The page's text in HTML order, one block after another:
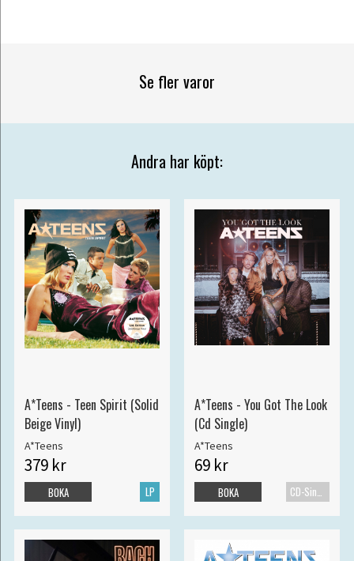
Se fler varor
Andra har köpt:
A*Teens - Teen Spirit (Solid
Beige Vinyl)
A*Teens
379 kr
LP
BOKA
A*Teens - You Got The Look
(Cd Single)
A*Teens
69 kr
BOKA